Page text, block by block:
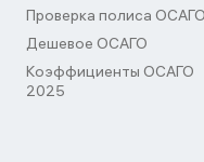
Проверка полиса ОСАГО
Дешевое ОСАГО
Коэффициенты ОСАГО
2025